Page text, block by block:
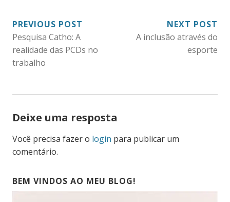
NAVEGAÇÃO
DE
POST
PREVIOUS POST
Pesquisa Catho: A
realidade das PCDs no
trabalho
NEXT POST
A inclusão através do
esporte
Deixe uma resposta
Você precisa fazer o login para publicar um
comentário.
BEM VINDOS AO MEU BLOG!